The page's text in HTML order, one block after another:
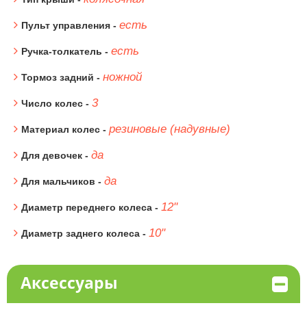
Пульт управления - есть
Ручка-толкатель - есть
Тормоз задний - ножной
Число колес - 3
Материал колес - резиновые (надувные)
Для девочек - да
Для мальчиков - да
Диаметр переднего колеса - 12"
Диаметр заднего колеса - 10"
Аксессуары